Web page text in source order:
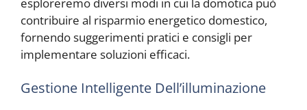
contribuire al risparmio energetico domestico,
fornendo suggerimenti pratici e consigli per
implementare soluzioni efficaci.
Gestione Intelligente Dell’illuminazione